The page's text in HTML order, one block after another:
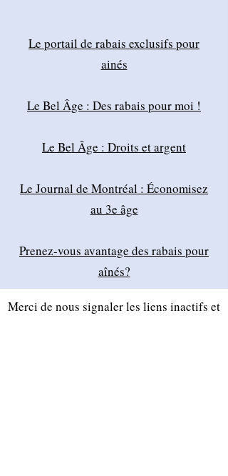
Le portail de rabais exclusifs pour
ainés
Le Bel Âge : Des rabais pour moi !
Le Bel Âge : Droits et argent
Le Journal de Montréal : Économisez
au 3e âge
Prenez-vous avantage des rabais pour
aînés?
Merci de nous signaler les liens inactifs et